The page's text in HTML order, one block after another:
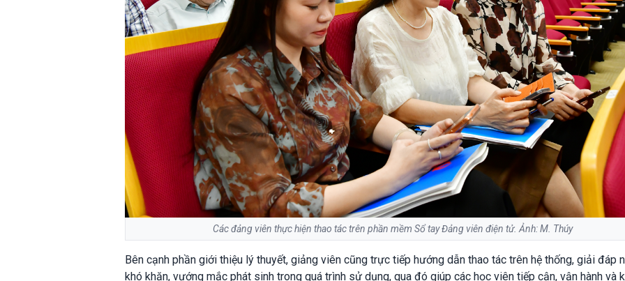
Các đảng viên thực hiện thao tác trên phần mềm Sổ tay Đảng viên điện tử. Ảnh: M. Thúy
Bên cạnh phần giới thiệu lý thuyết, giảng viên cũng trực tiếp hướng dẫn thao tác trên hệ thống, giải đáp
khó khăn, vướng mắc phát sinh trong quá trình sử dụng, qua đó giúp các học viên tiếp cận, vận hành và